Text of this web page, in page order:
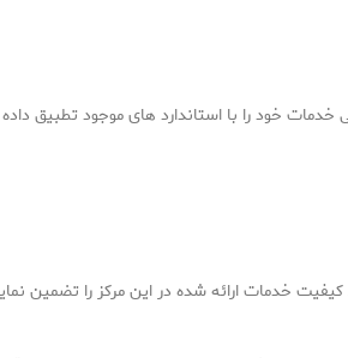
خدمات خود را با استاندارد های موجود تطبیق
خدمات ارائه شده در این مرکز را تضمین